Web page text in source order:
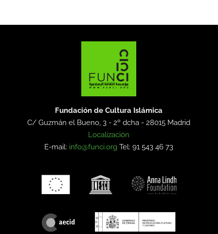
Fundación de Cultura Islámica
C/ Guzmán el Bueno, 3 - 2º dcha -28015 Madrid
Localización
E-mail: info@funci.org Tel: 91 543 46 73